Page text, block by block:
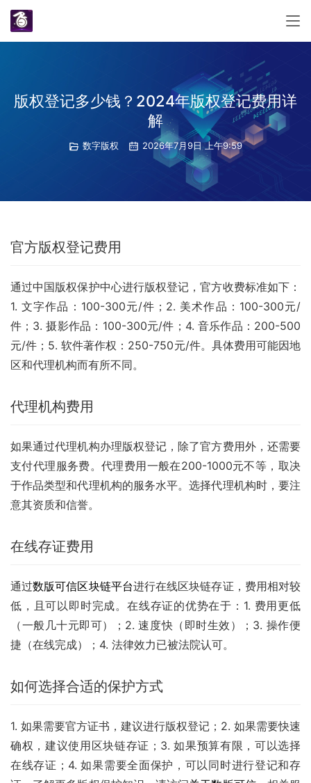
版权登记多少钱？2024年版权登记费用详
解
数字版权 2026年7月9日 上午9:59
官方版权登记费用
通过中国版权保护中心进行版权登记，官方收费标准如下：
1. 文字作品：100-300元/件；2. 美术作品：100-300元/
件；3. 摄影作品：100-300元/件；4. 音乐作品：200-500
元/件；5. 软件著作权：250-750元/件。具体费用可能因地
区和代理机构而有所不同。
代理机构费用
如果通过代理机构办理版权登记，除了官方费用外，还需要
支付代理服务费。代理费用一般在200-1000元不等，取决
于作品类型和代理机构的服务水平。选择代理机构时，要注
意其资质和信誉。
在线存证费用
通过数版可信区块链平台进行在线区块链存证，费用相对较
低，且可以即时完成。在线存证的优势在于：1. 费用更低
（一般几十元即可）；2. 速度快（即时生效）；3. 操作便
捷（在线完成）；4. 法律效力已被法院认可。
如何选择合适的保护方式
1. 如果需要官方证书，建议进行版权登记；2. 如果需要快速
确权，建议使用区块链存证；3. 如果预算有限，可以选择
在线存证；4. 如果需要全面保护，可以同时进行登记和存